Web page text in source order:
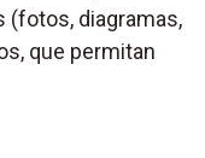
(fotos, diagramas,
que permitan